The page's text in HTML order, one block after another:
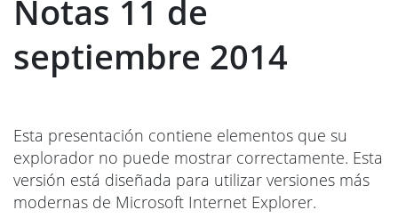
Y
Movilidades
Humanas
Y
Movilidades
Humanas
Notas 11 de
septiembre 2014
Esta presentación contiene elementos que su
explorador no puede mostrar correctamente. Esta
versión está diseñada para utilizar versiones más
modernas de Microsoft Internet Explorer.